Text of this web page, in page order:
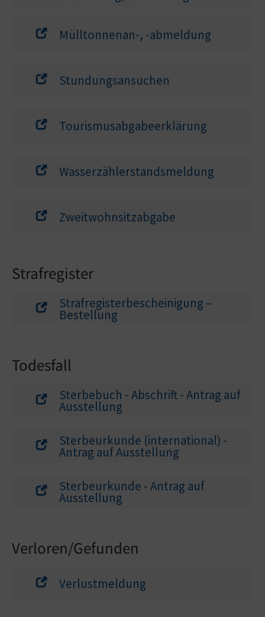
Mülltonnenan-, -abmeldung
Stundungsansuchen
Tourismusabgabeerklärung
Wasserzählerstandsmeldung
Zweitwohnsitzabgabe
Strafregister
Strafregisterbescheinigung –
Bestellung
Todesfall
Sterbebuch - Abschrift - Antrag auf
Ausstellung
Sterbeurkunde (international) -
Antrag auf Ausstellung
Sterbeurkunde - Antrag auf
Ausstellung
Verloren/Gefunden
Verlustmeldung